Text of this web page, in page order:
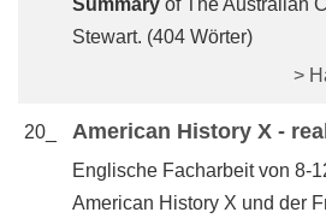
Summary of The Australian
Stewart. (404 Wörter)
>
20_ American History X -
Englische Facharbeit von 8-
American History X und der